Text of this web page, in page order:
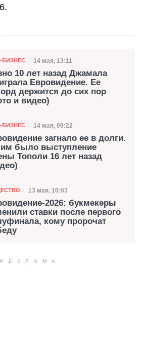
БИЗНЕС Дата публикации
14 мая, 13:11
10 лет назад Джамала
Евровидение. Ее
держится до сих пор
и видео)
БИЗНЕС Дата публикации
14 мая, 09:22
загнало ее в долги.
было выступление
Тополи 16 лет назад
Дата публикации
13 мая, 10:03
2026: букмекеры
ставки после первого
кому пророчат